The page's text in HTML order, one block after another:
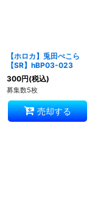
【ホロカ】兎田ぺこら
【SR】hBP03-023
300円(税込)
募集数5枚
売却する